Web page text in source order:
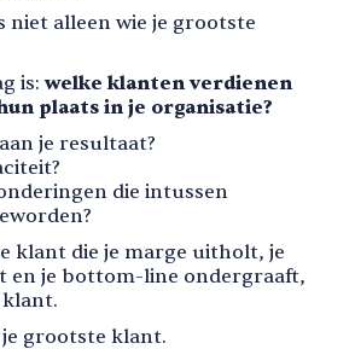
niet alleen wie je grootste
is:welke klanten verdienen
plaats in je organisatie?
je resultaat?
die intussen
klant die je marge uitholt, je
en je bottom-line ondergraaft,
klant.
grootste klant.